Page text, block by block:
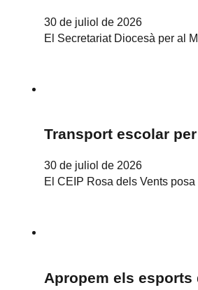
30 de juliol de 2026
El Secretariat Diocesà per al
Transport escolar
30 de juliol de 2026
El CEIP Rosa dels Vents
Apropem els esports